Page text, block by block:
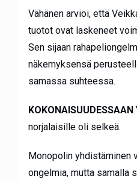
Vähänen arvioi, että
tuotot ovat laskeneet
Sen sijaan
näkemyksensä
samassa suhteessa.
KOKONAISUUDESSAAN
norjalaisille oli selkeä.
Monopolin yhdistäminen
ongelmia, mutta samalla